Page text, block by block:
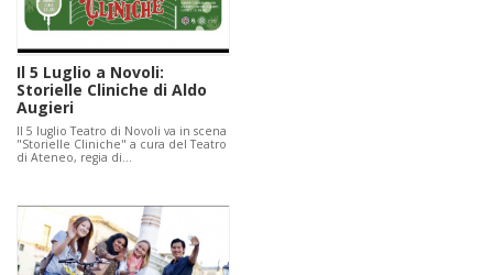
Il 5 Luglio a Novoli:
Storielle Cliniche di Aldo
Augieri
Il 5 luglio Teatro di Novoli va in scena
"Storielle Cliniche" a cura del Teatro
di Ateneo, regia di…